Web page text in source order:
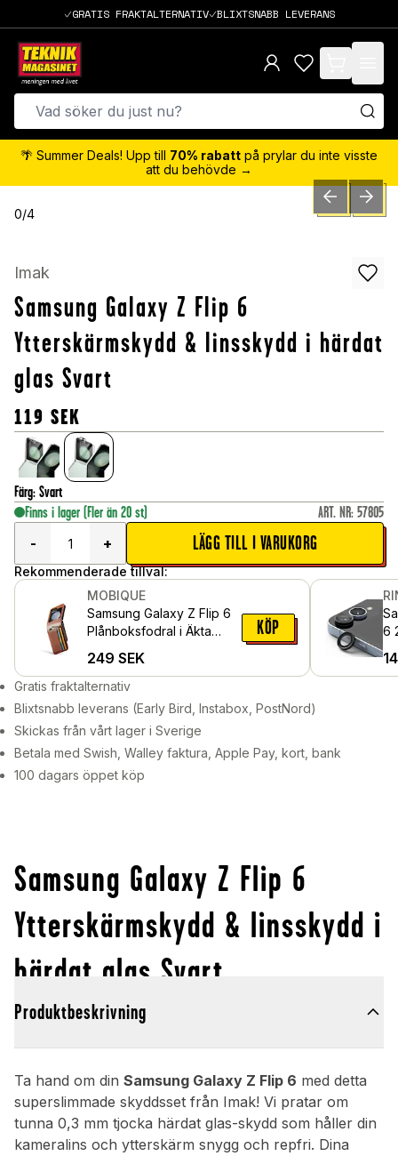
GRATIS FRAKTALTERNATIV BLIXTSNABB LEVERANS
items in cart,
🌴 Summer Deals! Upp till 70% rabatt på prylar du inte visste
att du behövde →
0/4 PREVIOUSNEXT
Imak
Samsung Galaxy Z Flip 6
Ytterskärmskydd & linsskydd i härdat
glas Svart
119 SEK
Färg: Svart
Finns i lager (Fler än 20 st) ART. NR: 57805
-
+ LÄGG TILL I VARUKORG
Rekommenderade tillval:
MOBIQUE
Samsung Galaxy Z Flip 6
Plånboksfodral i Äkta
249 SEK
KÖP
6
Gratis fraktalternativ
Blixtsnabb leverans (Early Bird, Instabox, PostNord)
Skickas från vårt lager i Sverige
Betala med Swish, Walley faktura, Apple Pay, kort, bank
100 dagars öppet köp
Samsung Galaxy Z Flip 6
Ytterskärmskydd & linsskydd i
härdat glas Svart
Produktbeskrivning
Ta hand om din Samsung Galaxy Z Flip 6 med detta
superslimmade skyddsset från Imak! Vi pratar om
tunna 0,3 mm tjocka härdat glas-skydd som håller din
kameralins och ytterskärm snygg och repfri. Dina